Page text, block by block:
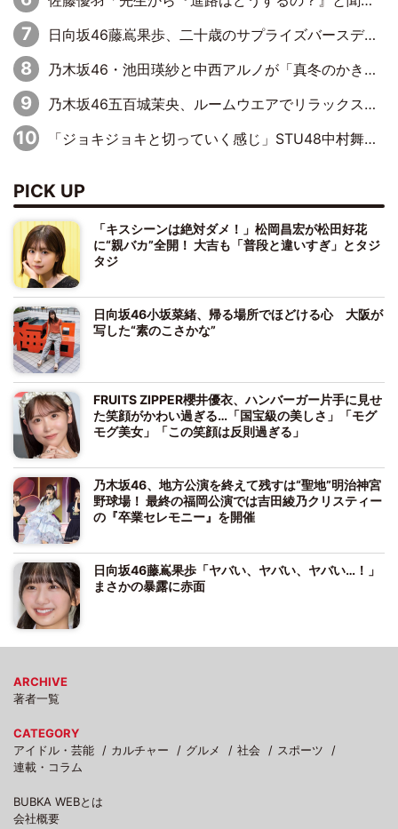
日向坂46藤嶌果歩、二十歳のサプライズバースデーに大喜び「頼られる先輩になれるように努力していきたい」
乃木坂46・池田瑛紗と中西アルノが「真冬のかき氷」騒動で火花散らす！ 因縁の裏にあるのは、逆境をともに“凌”ぐ似た者同士の絆
乃木坂46五百城茉央、ルームウエアでリラックス「今回のグラビアを見て成長を感じていただけるとうれしい」
「ジョキジョキと切っていく感じ」STU48中村舞、新しい挑戦は自らの手で
PICK UP
「キスシーンは絶対ダメ！」松岡昌宏が松田好花
に“親バカ”全開！ 大吉も「普段と違いすぎ」とタジ
タジ
日向坂46小坂菜緒、帰る場所でほどける心 大阪が
写した“素のこさかな”
FRUITS ZIPPER櫻井優衣、ハンバーガー片手に見せ
た笑顔がかわい過ぎる…「国宝級の美しさ」「モグ
モグ美女」「この笑顔は反則過ぎる」
乃木坂46、地方公演を終えて残すは“聖地”明治神宮
野球場！ 最終の福岡公演では吉田綾乃クリスティー
の『卒業セレモニー』を開催
日向坂46藤嶌果歩「ヤバい、ヤバい、ヤバい…！」
まさかの暴露に赤面
ARCHIVE
著者一覧
CATEGORY
アイドル・芸能
カルチャー グルメ 社会
スポーツ
連載・コラム
BUBKA WEBとは
会社概要